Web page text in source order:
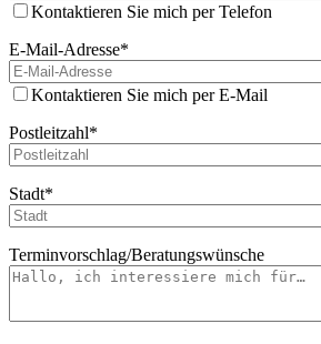
Kontaktieren Sie mich per Telefon
E-Mail-Adresse*
Kontaktieren Sie mich per E-Mail
Postleitzahl*
Stadt*
Terminvorschlag/Beratungswünsche